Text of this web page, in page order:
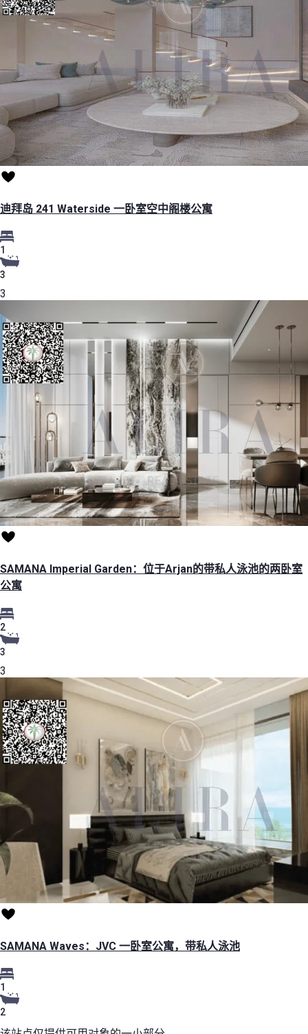
迪拜岛 241 Waterside 一卧室空中阁楼公寓
1
3
3
SAMANA Imperial Garden：位于Arjan的带私人泳池的两卧室
公寓
2
3
3
SAMANA Waves：JVC 一卧室公寓，带私人泳池
1
2